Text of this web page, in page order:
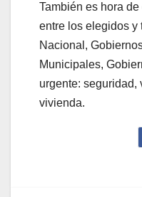
También es hora
entre los elegidos y
Nacional,
Municipales,
urgente: seguridad,
vivienda.